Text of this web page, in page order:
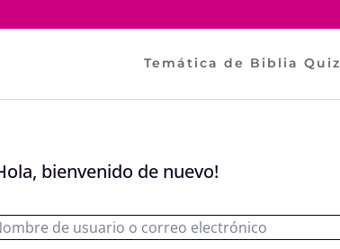
Temática de Biblia Quiz
bienvenido de nuevo!